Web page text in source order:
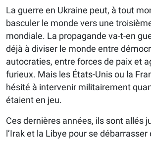
La guerre en Ukraine peut, à tout
basculer le monde vers une
mondiale. La propagande va-t-en
déjà à diviser le monde entre
autocraties, entre forces de paix et
furieux. Mais les États-Unis ou la
hésité à intervenir militairement
étaient en jeu.
Ces dernières années, ils sont allés
l’Irak et la Libye pour se